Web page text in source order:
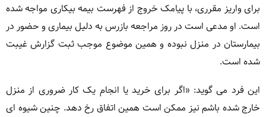
برای واریز مقرری، با پیامک خروج از فهرست بیمه بیکاری مواجه شده
است. او مدعی است در روز مراجعه بازرس به دلیل بیماری و حضور در
بیمارستان در منزل نبوده و همین موضوع موجب ثبت گزارش غیبت
شده است.
این فرد می گوید: «اگر برای خرید یا انجام یک کار ضروری از منزل
خارج شده باشم نیز ممکن است همین اتفاق رخ دهد. چنین شیوه ای